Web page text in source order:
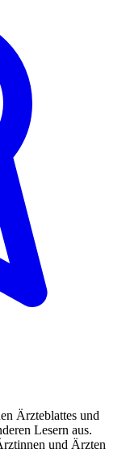
Ärzteblattes und
Lesern aus.
und Ärzten